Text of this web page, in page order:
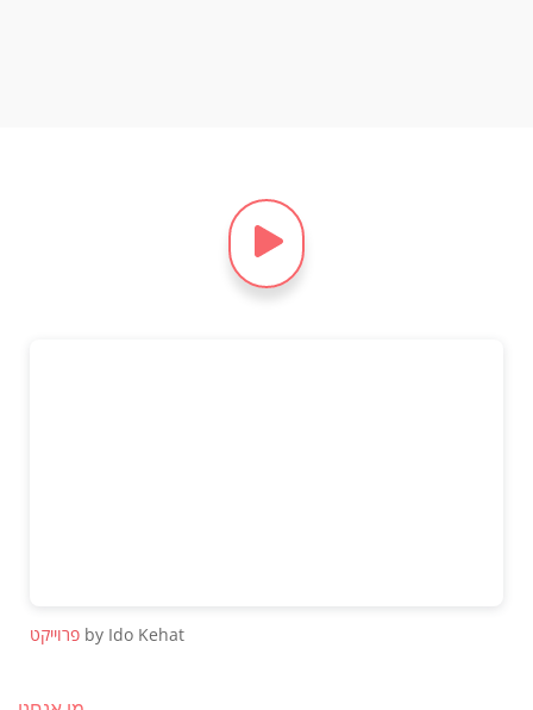
פרוייקט by Ido Kehat